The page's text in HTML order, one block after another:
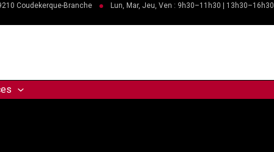
Coudekerque-Branche Lun, Mar, Jeu, Ven : 9h30–11h30 | 13h30–16h30